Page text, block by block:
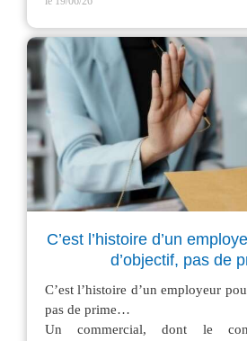
C’est l’histoire d’un
d’objectif, pas de
C’est l’histoire d’un employeur
pas de prime…
Un commercial, dont le